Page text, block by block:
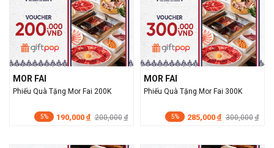
MOR FAI
Phiếu Quà Tặng Mor Fai 200K
5% 190,000 đ 200,000 đ
MOR FAI
Phiếu Quà Tặng Mor Fai 300K
5% 285,000 đ 300,000 đ